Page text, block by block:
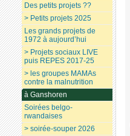
Des petits projets ??
> Petits projets 2025
Les grands projets de
1972 à aujourd’hui
> Projets sociaux LIVE
puis REPES 2017-25
> les groupes MAMAs
contre la malnutrition
à Ganshoren
Soirées belgo-
rwandaises
> soirée-souper 2026